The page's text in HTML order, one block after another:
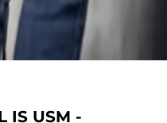
IS USM -